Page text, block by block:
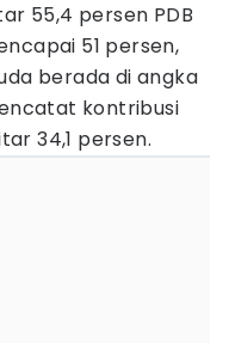
55,4 persen PDB
51 persen,
berada di angka
kontribusi
34,1 persen.